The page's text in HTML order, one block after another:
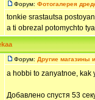
Форум: Фотогалерея
tonkie srastautsa
a ti obrezal potomychto
Форум: Другие магазины
a hobbi to zanyatnoe, kak
Добавлено спустя 53